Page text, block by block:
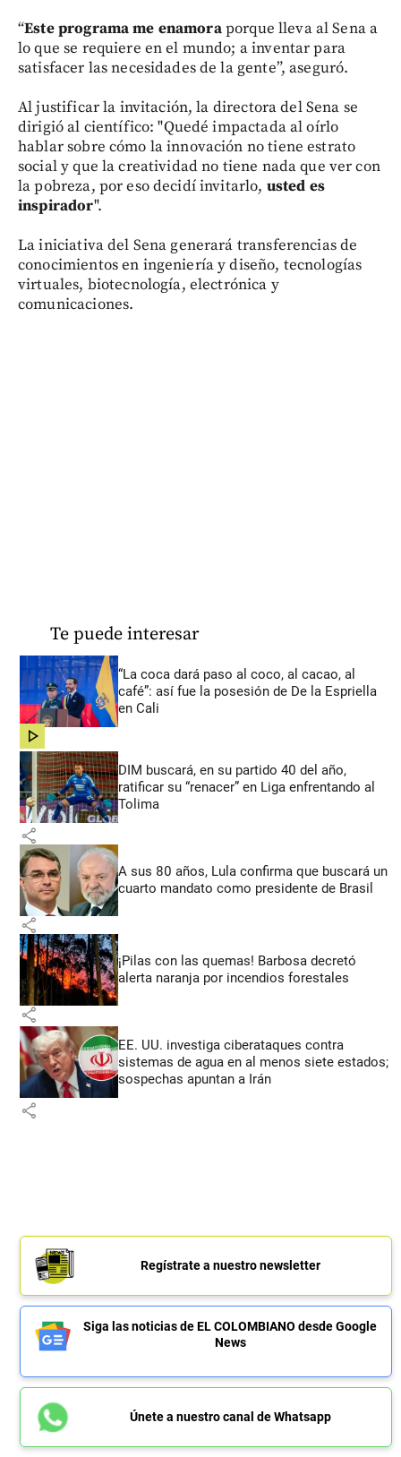
“Este programa me enamoraporque lleva al Sena a
lo que se requiere en el mundo; a inventar para
satisfacer las necesidades de la gente”, aseguró.
Al justificar la invitación, la directora del Sena se
dirigió al científico: "Quedé impactada al oírlo
hablar sobre cómo la innovación no tiene estrato
social y que la creatividad no tiene nada que ver con
la pobreza, por eso decidí invitarlo, usted es
inspirador".
La iniciativa del Sena generará transferencias de
conocimientos en ingeniería y diseño, tecnologías
virtuales, biotecnología, electrónica y
comunicaciones.
Te puede interesar
“La coca dará paso al coco, al cacao, al
café”: así fue la posesión de De la Espriella
en Cali
share
DIM buscará, en su partido 40 del año,
ratificar su “renacer” en Liga enfrentando al
Tolima
share
A sus 80 años, Lula confirma que buscará un
cuarto mandato como presidente de Brasil
share
¡Pilas con las quemas! Barbosa decretó
alerta naranja por incendios forestales
share
EE. UU. investiga ciberataques contra
sistemas de agua en al menos siete estados;
sospechas apuntan a Irán
share
Regístrate a nuestro newsletter
Siga las noticias de EL COLOMBIANO desde Google
News
Únete a nuestro canal de Whatsapp